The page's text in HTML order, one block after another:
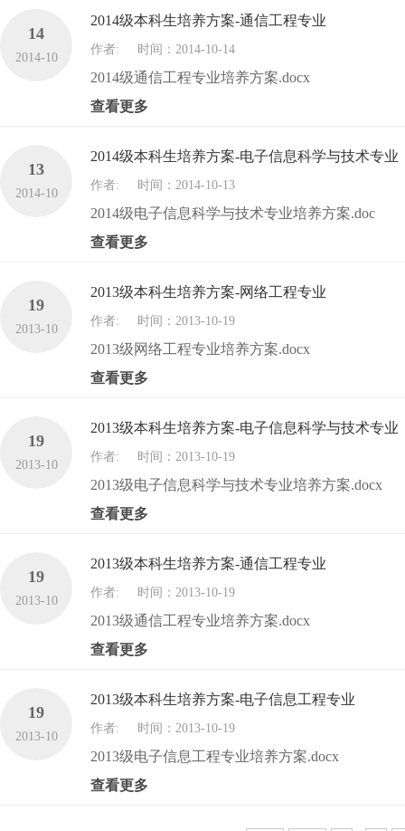
14
2014-10
2014级本科生培养方案-通信工程专业
作者: 时间：2014-10-14
2014级通信工程专业培养方案.docx
查看更多
13
2014-10
2014级本科生培养方案-电子信息科学与技术专业
作者: 时间：2014-10-13
2014级电子信息科学与技术专业培养方案.doc
查看更多
19
2013-10
2013级本科生培养方案-网络工程专业
作者: 时间：2013-10-19
2013级网络工程专业培养方案.docx
查看更多
19
2013-10
2013级本科生培养方案-电子信息科学与技术专业
作者: 时间：2013-10-19
2013级电子信息科学与技术专业培养方案.docx
查看更多
19
2013-10
2013级本科生培养方案-通信工程专业
作者: 时间：2013-10-19
2013级通信工程专业培养方案.docx
查看更多
19
2013-10
2013级本科生培养方案-电子信息工程专业
作者: 时间：2013-10-19
2013级电子信息工程专业培养方案.docx
查看更多